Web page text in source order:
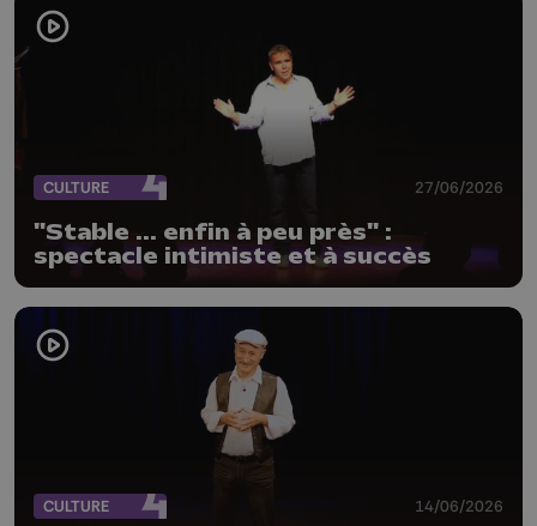
CULTURE 27/06/2026
"Stable ... enfin à peu près" :
spectacle intimiste et à succès
CULTURE 14/06/2026